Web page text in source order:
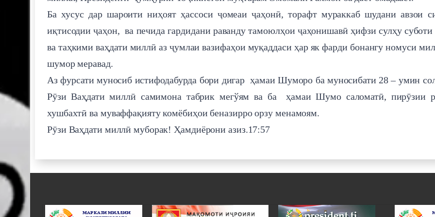
Ба хусус дар шароити ниҳоят ҳассоси ҷомеаи ҷаҳонӣ, торафт мураккаб шудани авзои
иқтисодии ҷаҳон, ва печида гардидани раванду тамоюлҳои ҷаҳонишавӣ ҳифзи сулҳу суботи
ва таҳкими ваҳдати миллӣ аз ҷумлаи вазифаҳои муқаддаси ҳар як фарди бонангу номуси
шумор меравад.
Аз фурсати муносиб истифодабурда бори дигар ҳамаи Шуморо ба муносибати 28 – умин
Рӯзи Ваҳдати миллӣ самимона табрик мегўям ва ба ҳамаи Шумо саломатӣ, пирӯзии
хушбахтӣ ва муваффақияту комёбиҳои беназирро орзу менамоям.
Рӯзи Ваҳдати миллӣ муборак! Ҳамдиёрони азиз.17:57